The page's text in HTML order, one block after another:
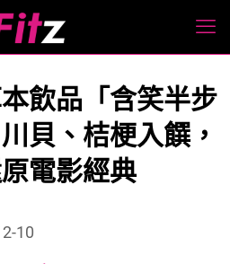
飲品「含笑半步
貝、桔梗入饌，
電影經典
10